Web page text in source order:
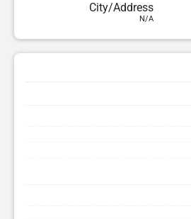
City/Address
N/A